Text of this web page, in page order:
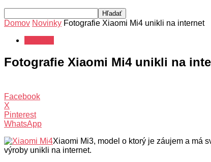
Domov Novinky Fotografie Xiaomi Mi4 unikli na internet
Fotografie Xiaomi Mi4 unikli na
Facebook
X
Pinterest
WhatsApp
Xiaomi Mi3, model o ktorý je záujem a má
výroby unikli na internet.